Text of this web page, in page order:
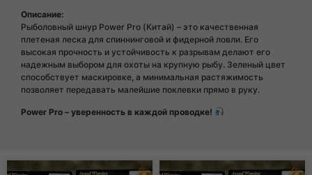
Описание:
Рыболовный шнур Power Pro (Китай) – это качественная
плетеная леска для спиннинговой и фидерной ловли. Его
высокая прочность и устойчивость к разрывам делают его
надежным выбором для охоты на крупную рыбу. Зеленый цвет
способствует маскировке, а минимальная растяжимость
позволяет передавать малейшие поклевки прямо в руку.
Power Pro – уверенность в каждой проводке!